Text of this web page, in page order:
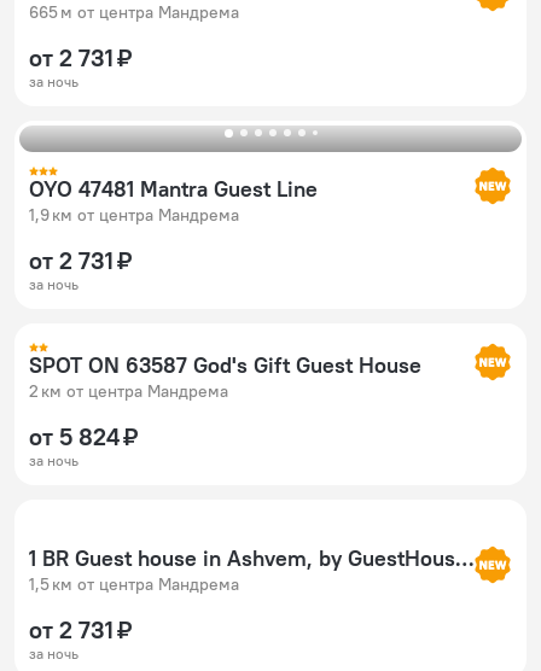
665 м от центра Мандрема
от 2 731 ₽
за ночь
OYO 47481 Mantra Guest Line
1,9 км от центра Мандрема
от 2 731 ₽
за ночь
SPOT ON 63587 God's Gift Guest House
2 км от центра Мандрема
от 5 824 ₽
за ночь
1 BR Guest house in Ashvem, by GuestHouser (82F5)
1,5 км от центра Мандрема
от 2 731 ₽
за ночь